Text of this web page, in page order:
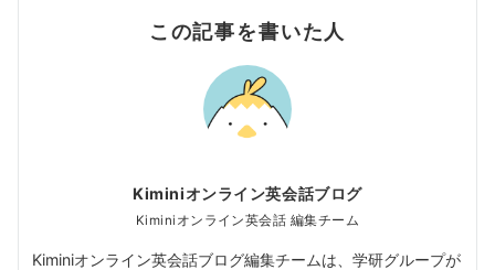
この記事を書いた人
Kiminiオンライン英会話ブログ
Kiminiオンライン英会話 編集チーム
Kiminiオンライン英会話ブログ編集チームは、学研グループが